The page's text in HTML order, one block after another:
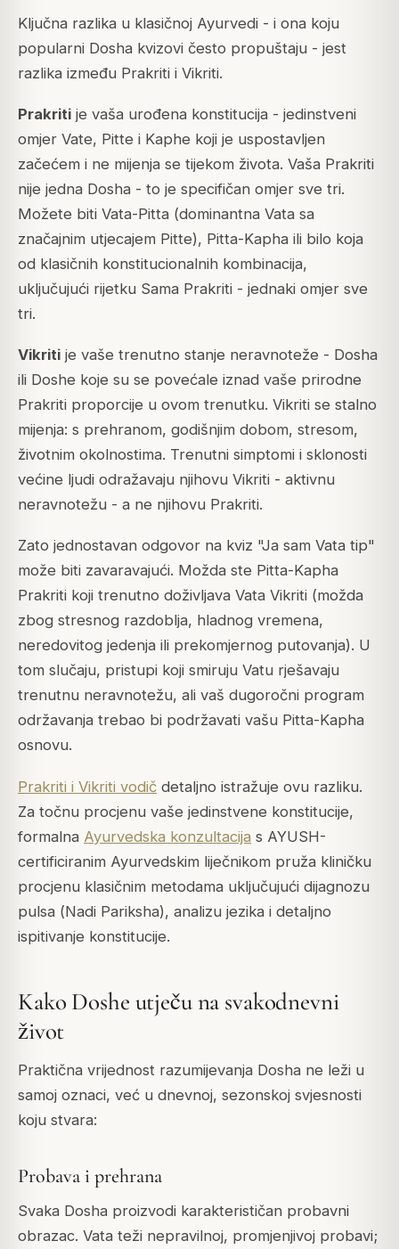
Ključna razlika u klasičnoj Ayurvedi - i ona koju
popularni Dosha kvizovi često propuštaju - jest
razlika između Prakriti i Vikriti.
Prakriti je vaša urođena konstitucija - jedinstveni
omjer Vate, Pitte i Kaphe koji je uspostavljen
začećem i ne mijenja se tijekom života. Vaša Prakriti
nije jedna Dosha - to je specifičan omjer sve tri.
Možete biti Vata-Pitta (dominantna Vata sa
značajnim utjecajem Pitte), Pitta-Kapha ili bilo koja
od klasičnih konstitucionalnih kombinacija,
uključujući rijetku Sama Prakriti - jednaki omjer sve
tri.
Vikriti je vaše trenutno stanje neravnoteže - Dosha
ili Doshe koje su se povećale iznad vaše prirodne
Prakriti proporcije u ovom trenutku. Vikriti se stalno
mijenja: s prehranom, godišnjim dobom, stresom,
životnim okolnostima. Trenutni simptomi i sklonosti
većine ljudi odražavaju njihovu Vikriti - aktivnu
neravnotežu - a ne njihovu Prakriti.
Zato jednostavan odgovor na kviz "Ja sam Vata tip"
može biti zavaravajući. Možda ste Pitta-Kapha
Prakriti koji trenutno doživljava Vata Vikriti (možda
zbog stresnog razdoblja, hladnog vremena,
neredovitog jedenja ili prekomjernog putovanja). U
tom slučaju, pristupi koji smiruju Vatu rješavaju
trenutnu neravnotežu, ali vaš dugoročni program
održavanja trebao bi podržavati vašu Pitta-Kapha
osnovu.
Prakriti i Vikriti vodič detaljno istražuje ovu razliku.
Za točnu procjenu vaše jedinstvene konstitucije,
formalna Ayurvedska konzultacija s AYUSH-
certificiranim Ayurvedskim liječnikom pruža kliničku
procjenu klasičnim metodama uključujući dijagnozu
pulsa (Nadi Pariksha), analizu jezika i detaljno
ispitivanje konstitucije.
Kako Doshe utječu na svakodnevni
život
Praktična vrijednost razumijevanja Dosha ne leži u
samoj oznaci, već u dnevnoj, sezonskoj svjesnosti
koju stvara:
Probava i prehrana
Svaka Dosha proizvodi karakterističan probavni
obrazac. Vata teži nepravilnoj, promjenjivoj probavi;